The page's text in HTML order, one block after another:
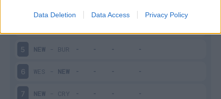
Data Deletion Data Access Privacy Policy
5 NEW - BUR
6 WES - NEW
7 NEW - CRY